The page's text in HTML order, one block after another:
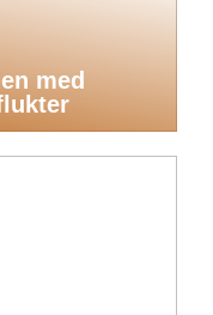
med